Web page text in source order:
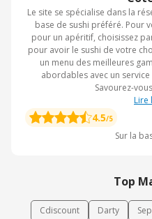
Le site se spécialise dans la
base de sushi préféré. Pour
pour un apéritif, choisissez
pour avoir le sushi de votre
un menu des meilleures
abordables avec un
Savourez-
Lire
4.5/5
Sur la
Top
Cdiscount Darty